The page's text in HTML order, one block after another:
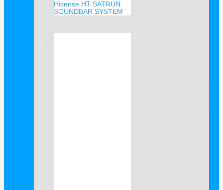
Hisense HT SATRUN
SOUNDBAR SYSTEM